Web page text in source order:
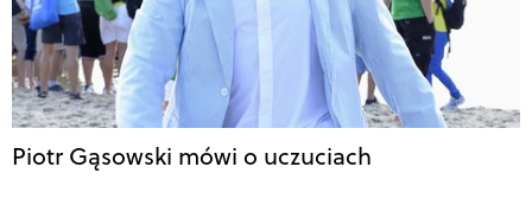
Piotr Gąsowski mówi o uczuciach